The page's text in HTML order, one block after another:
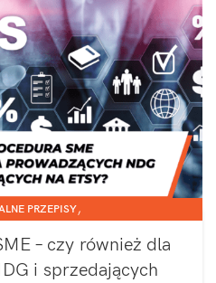
PRZEPISY,
– czy również dla
i sprzedających